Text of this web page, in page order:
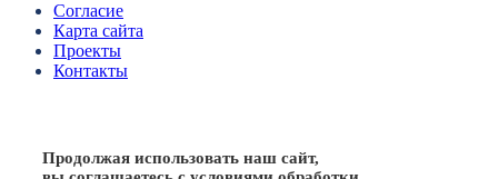
Согласие
Карта сайта
Проекты
Контакты
Продолжая использовать наш сайт,